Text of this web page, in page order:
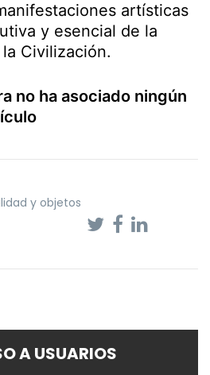
artísticas
y esencial de la
Civilización.
no ha asociado ningún
y objetos
A USUARIOS